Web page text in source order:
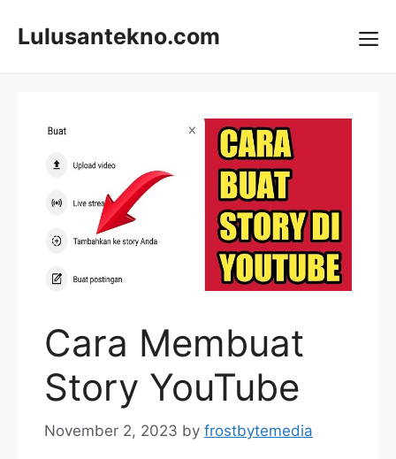
Lulusantekno.com
Cara Membuat
Story YouTube
November 2, 2023 by frostbytemedia